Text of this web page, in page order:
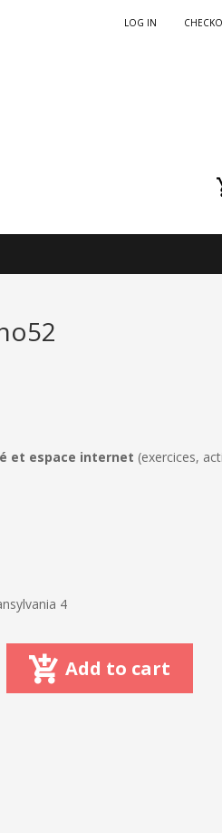
LOG IN
et espace internet (exercices,
4
Add to cart